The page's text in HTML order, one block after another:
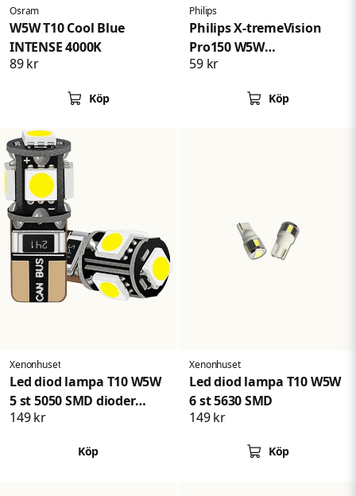
Osram
W5W T10 Cool Blue
INTENSE 4000K
89 kr
Köp
Philips
Philips X-tremeVision
Pro150 W5W
Halogenlampa
59 kr
Köp
Xenonhuset
Led diod lampa T10 W5W
5 st 5050 SMD dioder
canbus 2-pack
149 kr
Köp
Xenonhuset
Led diod lampa T10 W5W
6 st 5630 SMD
149 kr
Köp